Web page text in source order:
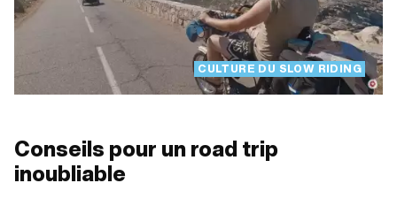
CULTURE DU SLOW RIDING
Conseils pour un road trip
inoubliable